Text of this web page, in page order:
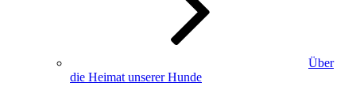
Über
die Heimat unserer Hunde